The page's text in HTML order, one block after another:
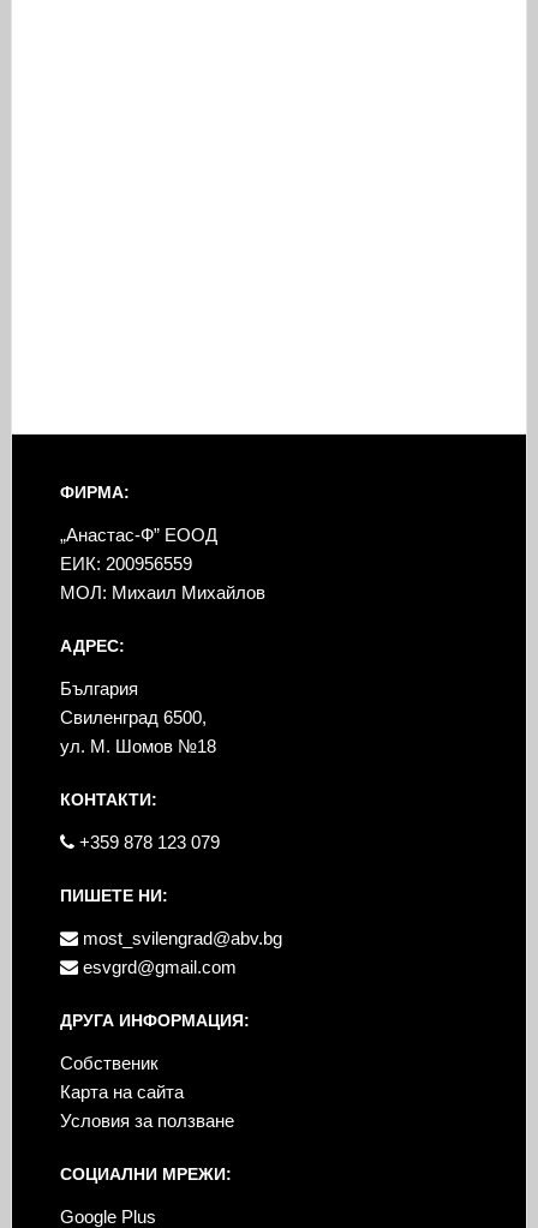
ФИРМА:
„Анастас-Ф” ЕООД
ЕИК: 200956559
МОЛ: Михаил Михайлов
АДРЕС:
България
Свиленград 6500,
ул. М. Шомов №18
КОНТАКТИ:
+359 878 123 079
ПИШЕТЕ НИ:
most_svilengrad@abv.bg
esvgrd@gmail.com
ДРУГА ИНФОРМАЦИЯ:
Собственик
Карта на сайта
Условия за ползване
СОЦИАЛНИ МРЕЖИ:
Google Plus